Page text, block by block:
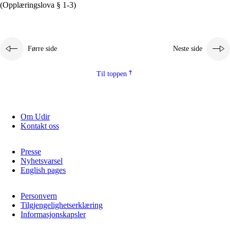
(Opplæringslova § 1-3)
Førre side Neste side
Til toppen
Om Udir
Kontakt oss
Presse
Nyhetsvarsel
English pages
Personvern
Tilgjengelighetserklæring
Informasjonskapsler